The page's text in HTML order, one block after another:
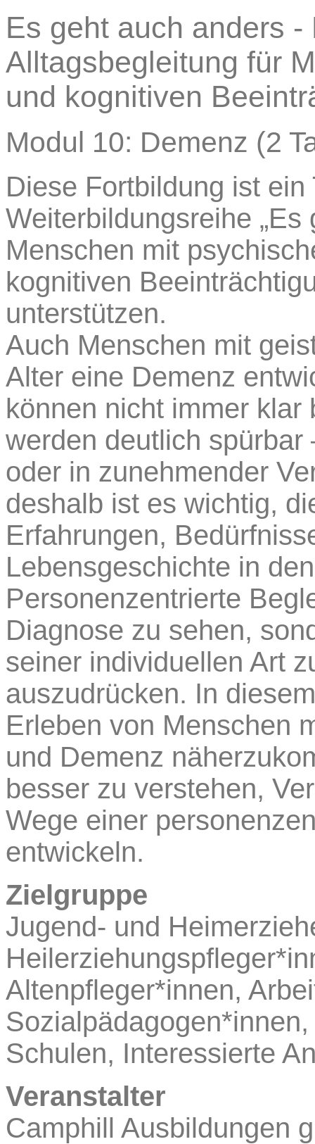
Es geht auch anders -
Alltagsbegleitung für
und kognitiven
Modul 10: Demenz (2
Diese Fortbildung ist
Weiterbildungsreihe „Es
Menschen mit
kognitiven
unterstützen.
Auch Menschen mit
Alter eine Demenz
können nicht immer
werden deutlich
oder in zunehmender
deshalb ist es wichtig,
Erfahrungen,
Lebensgeschichte in
Personenzentrierte
Diagnose zu sehen,
seiner individuellen Art
auszudrücken. In
Erleben von Menschen
und Demenz
besser zu verstehen,
Wege einer
entwickeln.
Zielgruppe
Jugend- und
Altenpfleger*innen,
Schulen, Interessierte
Veranstalter
Camphill Ausbildungen